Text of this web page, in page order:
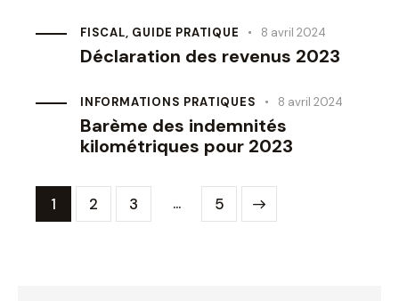
FISCAL, GUIDE PRATIQUE 8 avril 2024
Déclaration des revenus 2023
INFORMATIONS PRATIQUES 8 avril 2024
Barème des indemnités
kilométriques pour 2023
1 2 3 … 5
>